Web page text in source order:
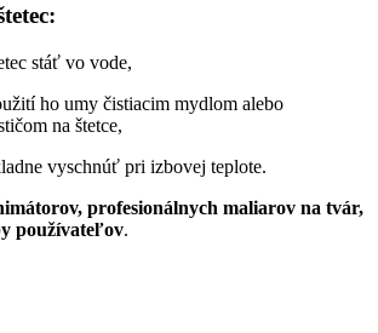
stáť vo vode,
ho umy čistiacim mydlom alebo
na štetce,
vyschnúť pri izbovej teplote.
profesionálnych maliarov na tvár,
používateľov.